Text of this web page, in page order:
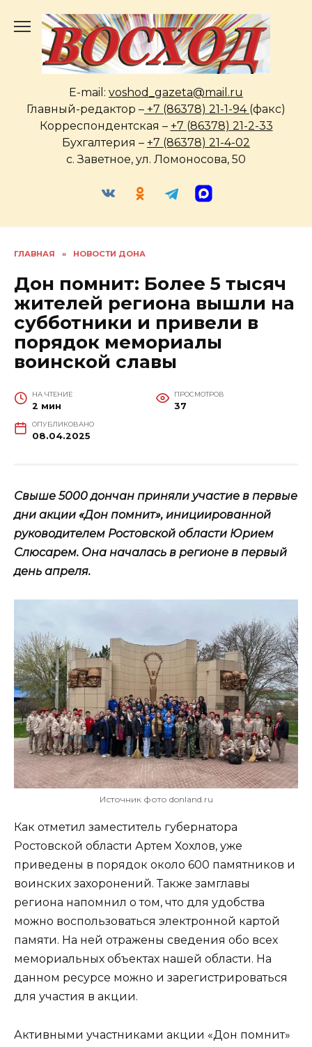
содержанию
E-mail: voshod_gazeta@mail.ru
Главный-редактор – +7 (86378) 21-1-94 (факс)
Корреспондентская – +7 (86378) 21-2-33
Бухгалтерия – +7 (86378) 21-4-02
с. Заветное, ул. Ломоносова, 50
ГЛАВНАЯ » НОВОСТИ ДОНА
Дон помнит: Более 5 тысяч
жителей региона вышли на
субботники и привели в
порядок мемориалы
воинской славы
НА ЧТЕНИЕ
2 мин
ПРОСМОТРОВ
37
ОПУБЛИКОВАНО
08.04.2025
Свыше 5000 дончан приняли участие в первые
дни акции «Дон помнит», инициированной
руководителем Ростовской области Юрием
Слюсарем. Она началась в регионе в первый
день апреля.
Источник фото donland.ru
Как отметил заместитель губернатора
Ростовской области Артем Хохлов, уже
приведены в порядок около 600 памятников и
воинских захоронений. Также замглавы
региона напомнил о том, что для удобства
можно воспользоваться электронной картой
памяти. На ней отражены сведения обо всех
мемориальных объектах нашей области. На
данном ресурсе можно и зарегистрироваться
для участия в акции.
Активными участниками акции «Дон помнит»